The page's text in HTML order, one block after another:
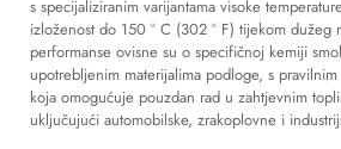
s specijaliziranim varijantama visoke
izloženost do 150 ° C (302 ° F) tijekom dužeg
performanse ovisne su o specifičnoj kemiji
upotrebljenim materijalima podloge, s
koja omogućuje pouzdan rad u zahtjevnim
uključujući automobilske, zrakoplovne i